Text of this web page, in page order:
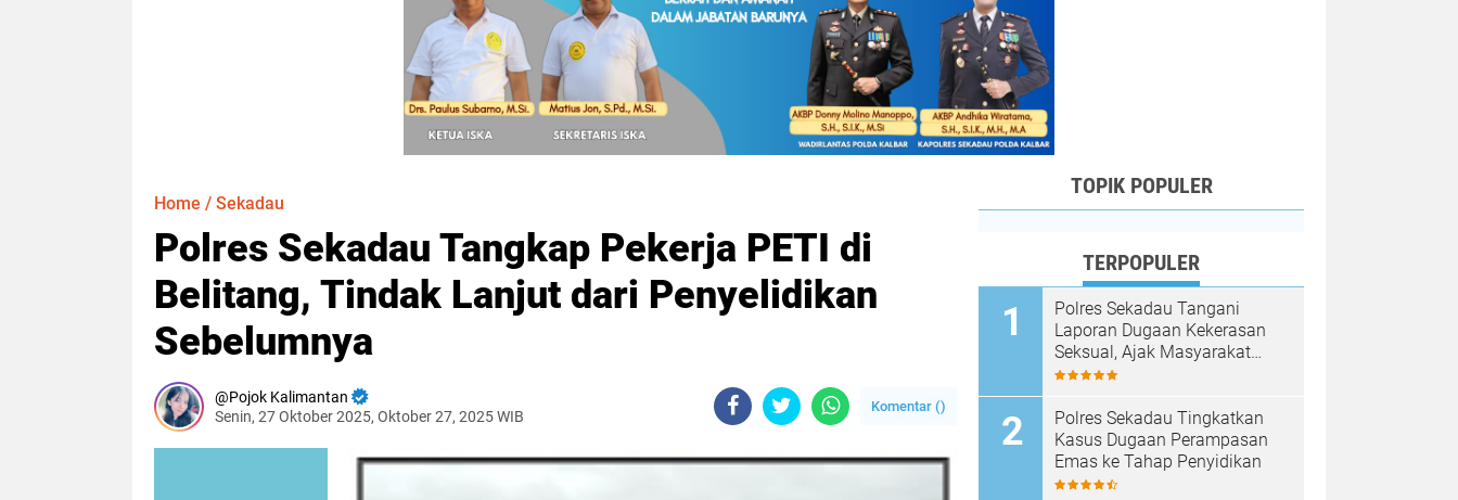
Home / Sekadau
Polres Sekadau Tangkap Pekerja PETI di
Belitang, Tindak Lanjut dari Penyelidikan
Sebelumnya
Pojok Kalimantan
Senin, 27 Oktober 2025, Oktober 27, 2025 WIB
Komentar ()
TOPIK POPULER
TERPOPULER
Polres Sekadau Tangani
Laporan Dugaan Kekerasan
Seksual, Ajak Masyarakat
Jaga Ruang Digital
Polres Sekadau Tingkatkan
Kasus Dugaan Perampasan
Emas ke Tahap Penyidikan